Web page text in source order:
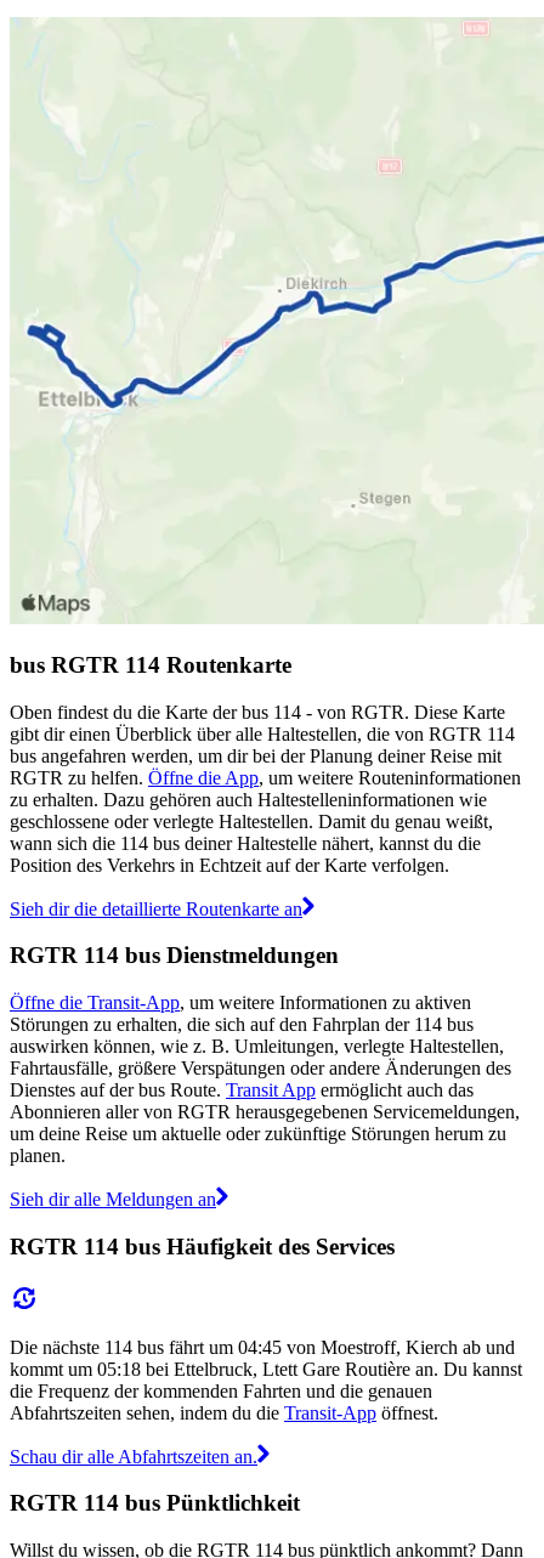
bus RGTR 114 Routenkarte
Oben findest du die Karte der bus 114 - von RGTR. Diese Karte
gibt dir einen Überblick über alle Haltestellen, die von RGTR 114
bus angefahren werden, um dir bei der Planung deiner Reise mit
RGTR zu helfen. Öffne die App, um weitere Routeninformationen
zu erhalten. Dazu gehören auch Haltestelleninformationen wie
geschlossene oder verlegte Haltestellen. Damit du genau weißt,
wann sich die 114 bus deiner Haltestelle nähert, kannst du die
Position des Verkehrs in Echtzeit auf der Karte verfolgen.
Sieh dir die detaillierte Routenkarte an
RGTR 114 bus Dienstmeldungen
Öffne die Transit-App, um weitere Informationen zu aktiven
Störungen zu erhalten, die sich auf den Fahrplan der 114 bus
auswirken können, wie z. B. Umleitungen, verlegte Haltestellen,
Fahrtausfälle, größere Verspätungen oder andere Änderungen des
Dienstes auf der bus Route. Transit App ermöglicht auch das
Abonnieren aller von RGTR herausgegebenen Servicemeldungen,
um deine Reise um aktuelle oder zukünftige Störungen herum zu
planen.
Sieh dir alle Meldungen an
RGTR 114 bus Häufigkeit des Services
Die nächste 114 bus fährt um 04:45 von Moestroff, Kierch ab und
kommt um 05:18 bei Ettelbruck, Ltett Gare Routière an. Du kannst
die Frequenz der kommenden Fahrten und die genauen
Abfahrtszeiten sehen, indem du die Transit-App öffnest.
Schau dir alle Abfahrtszeiten an.
RGTR 114 bus Pünktlichkeit
Willst du wissen, ob die RGTR 114 bus pünktlich ankommt? Dann